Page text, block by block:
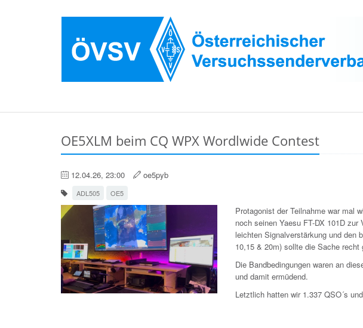
OE5XLM beim CQ WPX Wordlwide Contest
12.04.26, 23:00 oe5pyb
ADL505 OE5
Protagonist der Teilnahme war mal
noch seinen Yaesu FT-DX 101D
leichten Signalverstärkung und den
10,15 & 20m) sollte die Sache recht
Die Bandbedingungen waren an
und damit ermüdend.
Letztlich hatten wir 1.337 QSO´s